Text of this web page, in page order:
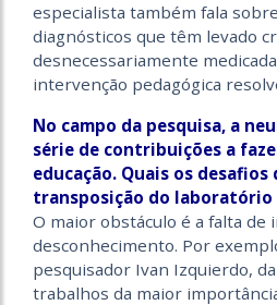
especialista também fala
diagnósticos que têm levado
desnecessariamente
intervenção pedagógica
No campo da pesquisa, a
série de contribuições a
educação. Quais os desafios
transposição do laboratório
O maior obstáculo é a falta de
desconhecimento. Por
pesquisador Ivan Izquierdo, da
trabalhos da maior